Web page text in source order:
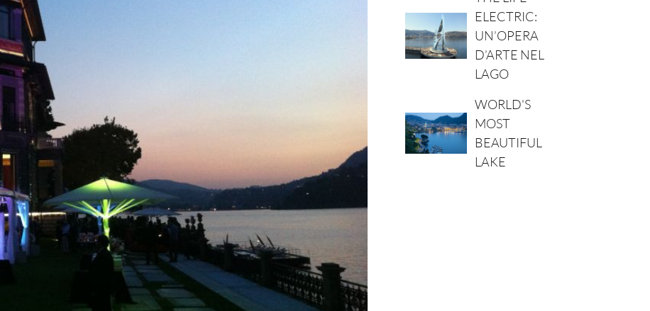
ELECTRIC:
UN’OPERA
D’ARTE NEL
LAGO
WORLD'S
MOST
BEAUTIFUL
LAKE